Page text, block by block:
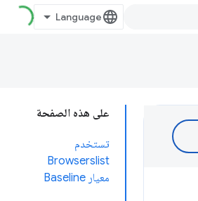
على هذه الصفحة
تستخدم
Browserslist
معيار Baseline